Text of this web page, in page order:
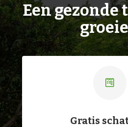
Een

Gratis